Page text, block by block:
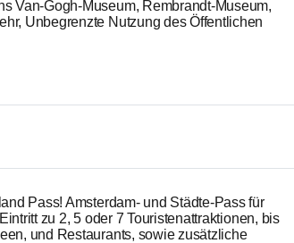
Van-Gogh-Museum, Rembrandt-Museum,
Unbegrenzte Nutzung des Öffentlichen
Pass! Amsterdam- und Städte-Pass für
zu 2, 5 oder 7 Touristenattraktionen, bis
und Restaurants, sowie zusätzliche